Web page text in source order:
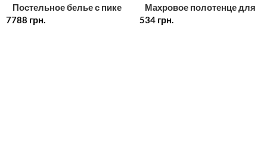
Постельное белье с пике
Saheser Ramona евро
7788 грн.
Махровое полотенце для
лица лиловое с
534 грн.